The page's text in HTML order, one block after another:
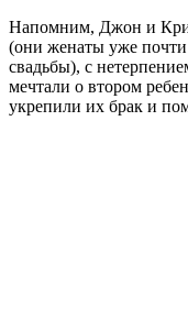
Напомним, Джон и
(они женаты уже почти
свадьбы), с
мечтали о втором
укрепили их брак и